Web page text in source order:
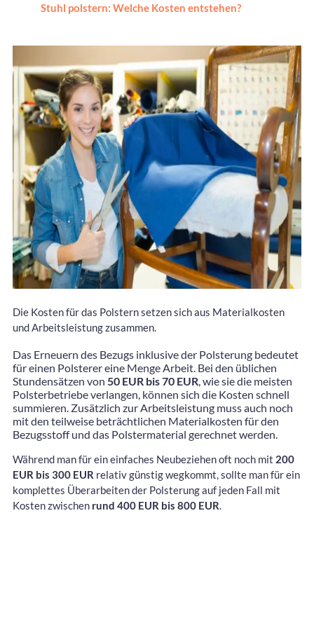
Stuhl polstern: Welche Kosten entstehen?
Die Kosten für das Polstern setzen sich aus Materialkosten
und Arbeitsleistung zusammen.
Das Erneuern des Bezugs inklusive der Polsterung bedeutet
für einen Polsterer eine Menge Arbeit. Bei den üblichen
Stundensätzen von 50 EUR bis 70 EUR, wie sie die meisten
Polsterbetriebe verlangen, können sich die Kosten schnell
summieren. Zusätzlich zur Arbeitsleistung muss auch noch
mit den teilweise beträchtlichen Materialkosten für den
Bezugsstoff und das Polstermaterial gerechnet werden.
Während man für ein einfaches Neubeziehen oft noch mit 200
EUR bis 300 EUR relativ günstig wegkommt, sollte man für ein
komplettes Überarbeiten der Polsterung auf jeden Fall mit
Kosten zwischen rund 400 EUR bis 800 EUR.